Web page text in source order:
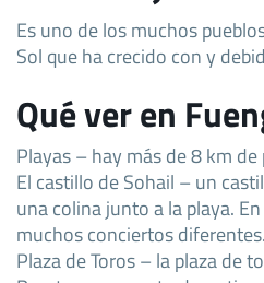
Es uno de los muchos
Sol que ha crecido con y
Qué ver en
Playas – hay más de 8 km de
El castillo de Sohail – un
una colina junto a la playa.
muchos conciertos diferentes.
Plaza de Toros – la plaza de